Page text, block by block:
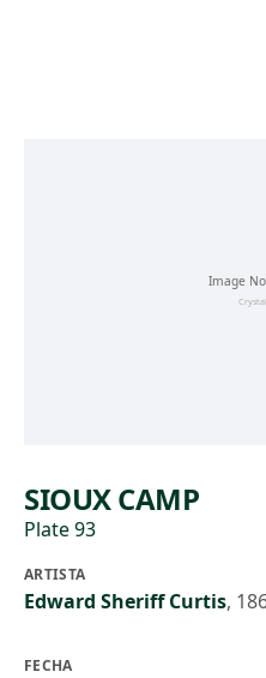
SIOUX CAMP
Plate 93
ARTISTA
Edward Sheriff Curtis,
FECHA